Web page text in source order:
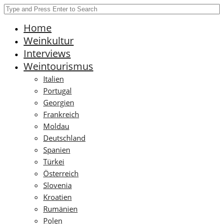
Home
Weinkultur
Interviews
Weintourismus
Italien
Portugal
Georgien
Frankreich
Moldau
Deutschland
Spanien
Türkei
Österreich
Slovenia
Kroatien
Rumänien
Polen